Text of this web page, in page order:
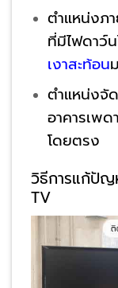
ตำแหน่งภ
ที่มีไฟดาว์
เงาสะท้อน
ตำแหน่งจั
อาคารเพ
โดยตรง
วิธีการแก้ปัญ
TV